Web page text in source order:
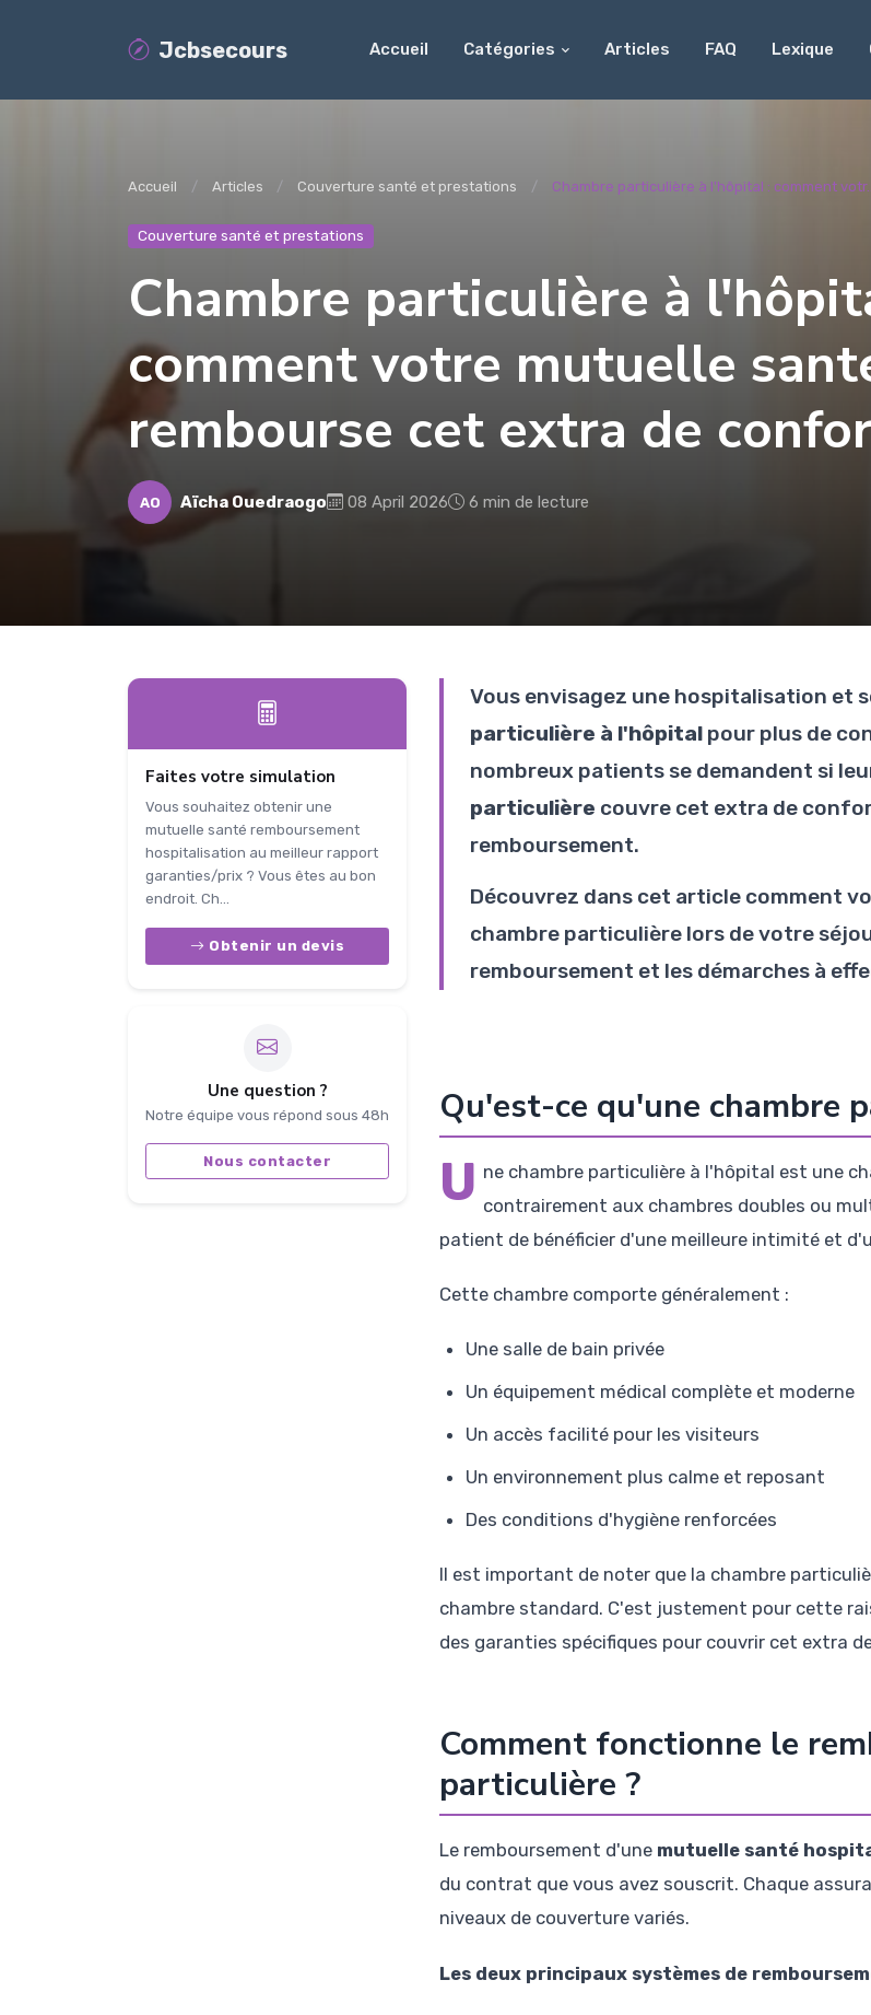
Jcbsecours Accueil Catégories Articles FAQ Lexique
Accueil Articles Couverture santé et prestations Chambre particulière à l'hôpital : comment
Couverture santé et prestations
Chambre particulière à
comment votre mutuelle
rembourse cet extra de
AO Aïcha Ouedraogo 08 April 2026 6 min de lecture
Faites votre simulation
Vous souhaitez obtenir une
mutuelle santé remboursement
hospitalisation au meilleur rapport
garanties/prix ? Vous êtes au bon
endroit. Ch...
Obtenir un devis
Une question ?
Notre équipe vous répond sous 48h
Nous contacter
Vous envisagez une hospitalisation et
particulière à l'hôpital pour plus de
nombreux patients se demandent si
particulière couvre cet extra de
remboursement.
Découvrez dans cet article comment
chambre particulière lors de votre
remboursement et les démarches à
Qu'est-ce qu'une chambre
U ne chambre particulière à l'hôpital est une
contrairement aux chambres doubles ou
patient de bénéficier d'une meilleure intimité et
Cette chambre comporte généralement :
Une salle de bain privée
Un équipement médical complète et moderne
Un accès facilité pour les visiteurs
Un environnement plus calme et reposant
Des conditions d'hygiène renforcées
Il est important de noter que la chambre
chambre standard. C'est justement pour cette
des garanties spécifiques pour couvrir cet extra
Comment fonctionne le
particulière ?
Le remboursement d'une mutuelle santé
du contrat que vous avez souscrit. Chaque
niveaux de couverture variés.
Les deux principaux systèmes de